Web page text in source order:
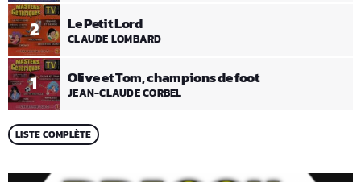
1 Olive et Tom, champions de foot
JEAN-CLAUDE CORBEL
2 Le Petit Lord
CLAUDE LOMBARD
LISTE COMPLÈTE